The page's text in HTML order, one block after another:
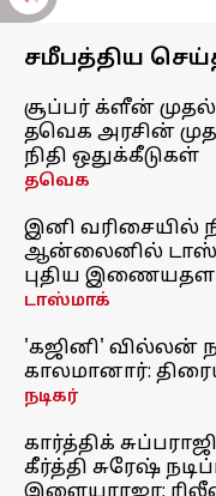
சமீபத்திய
சூப்பர் க்ளீன்
தவெக அரசின்
நிதி ஒதுக்கீடுகள்
தவெக
இனி வரிசையில்
ஆன்லைனில்
புதிய
டாஸ்மாக்
'கஜினி' வில்லன்
காலமானார்:
நடிகர்
கார்த்திக்
கீர்த்தி சுரேஷ்